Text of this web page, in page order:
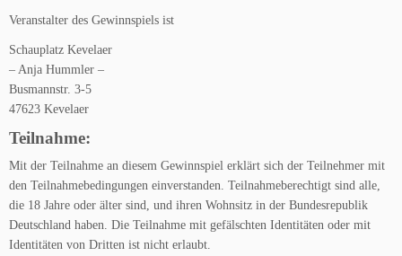
Veranstalter des Gewinnspiels ist
Schauplatz Kevelaer
– Anja Hummler –
Busmannstr. 3-5
47623 Kevelaer
Teilnahme:
Mit der Teilnahme an diesem Gewinnspiel erklärt sich der Teilnehmer mit
den Teilnahmebedingungen einverstanden. Teilnahmeberechtigt sind alle,
die 18 Jahre oder älter sind, und ihren Wohnsitz in der Bundesrepublik
Deutschland haben. Die Teilnahme mit gefälschten Identitäten oder mit
Identitäten von Dritten ist nicht erlaubt.